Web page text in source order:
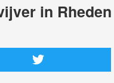
in Rheden